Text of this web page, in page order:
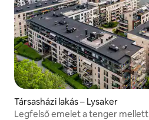
Társasházi lakás – Lysaker
Legfelső emelet a tenger mellett